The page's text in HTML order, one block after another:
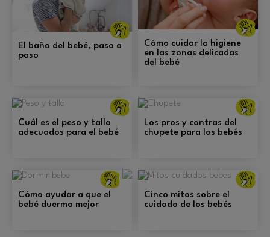
Cuidados
generales y
prevención.
El baño del bebé, paso a
paso
Cómo cuidar la higiene
en las zonas delicadas
del bebé
Cuidados
generales y
prevención.
Cuál es el peso y talla
adecuados para el bebé
Los pros y contras del
chupete para los bebés
Cuidados
generales y
prevención.
Cómo ayudar a que el
bebé duerma mejor
Cinco mitos sobre el
cuidado de los bebés